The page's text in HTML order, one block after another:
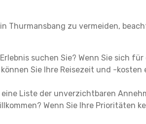
Thurmansbang zu vermeiden,
suchen Sie? Wenn Sie sich
Sie Ihre Reisezeit und -kosten
Liste der unverzichtbaren
Wenn Sie Ihre Prioritäten